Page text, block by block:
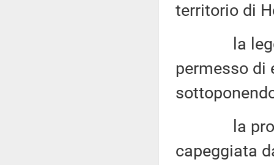
territorio di
la legge,
permesso di
la
capeggiata